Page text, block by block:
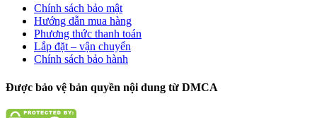
Chính sách bảo mật
Hướng dẫn mua hàng
Phương thức thanh toán
Lắp đặt – vận chuyển
Chính sách bảo hành
Được bảo vệ bản quyền nội dung từ DMCA